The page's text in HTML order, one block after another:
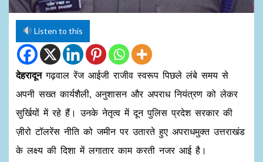
Listen to this
देहरादूनगढ़वाल रेंज आईजी राजीव स्वरूप पिछले लंबे समय से
अपनी सख्त कार्यशैली, अनुशासन और अपराध नियंत्रण को लेकर
सुर्खियों में रहे हैं। उनके नेतृत्व में दून पुलिस प्रदेश सरकार की
ज़ीरो टॉलरेंस नीति को जमीन पर उतारते हुए अपराधमुक्त उत्तराखंड
के लक्ष्य की दिशा में लगातार काम करती नजर आई है।